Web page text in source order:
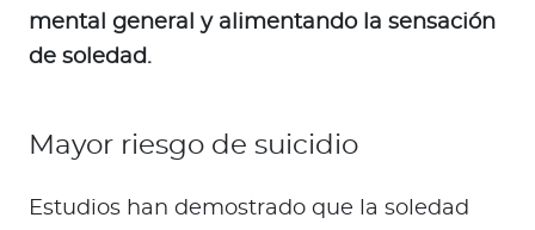
mental general y alimentando la sensación
de soledad.
Mayor riesgo de suicidio
Estudios han demostrado que la soledad